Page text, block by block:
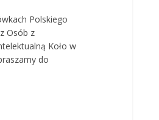
Polskiego
Osób z
Koło w
do